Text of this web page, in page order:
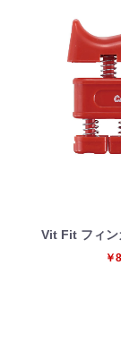
Vit Fit フィン
￥